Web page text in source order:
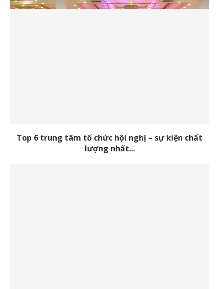
Top 6 trung tâm tổ chức hội nghị – sự kiện chất
lượng nhất...